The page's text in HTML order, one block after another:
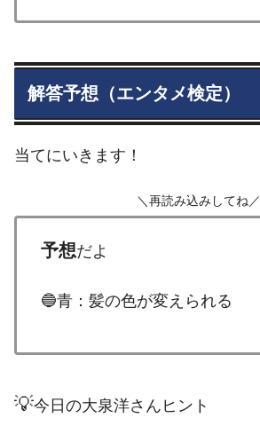
解答予想（エンタメ検定）
当てにいきます！
＼再読み込みしてね／
予想だよ
🔵青：髪の色が変えられる
💡今日の大泉洋さんヒント